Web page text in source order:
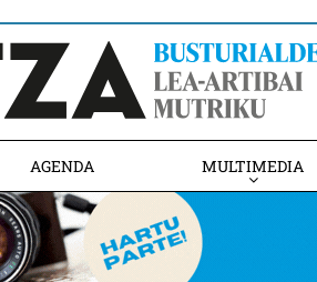
AGENDA MULTIMEDIA